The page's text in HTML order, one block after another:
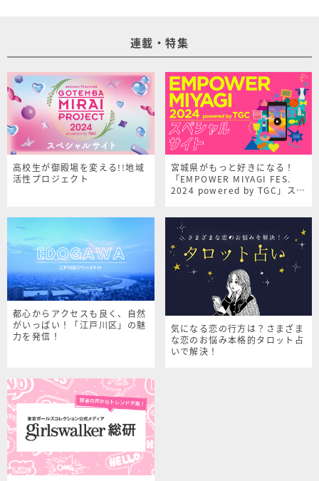
連載・特集
高校生が御殿場を変える!!地域
活性プロジェクト
宮城県がもっと好きになる！
「EMPOWER MIYAGI FES.
2024 powered by TGC」スペ
都心からアクセスも良く、自然
がいっぱい！「江戸川区」の魅
力を発信！
気になる恋の行方は？さまざま
な恋のお悩み本格的タロット占
いで解決！